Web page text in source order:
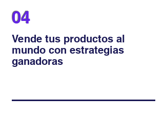
04
Vende tus productos al
mundo con estrategias
ganadoras